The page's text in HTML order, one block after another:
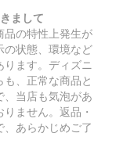
まして
品の特性上発生が
の状態、環境など
ます。ディズニ
、正常な商品と
、当店も気泡があ
ません。返品・
あらかじめご了